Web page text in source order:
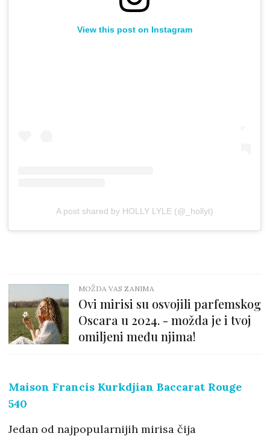
View this post on Instagram
A post shared by HOLLY LYLE (@_hollyt)
MOŽDA VAS ZANIMA
Ovi mirisi su osvojili parfemskog
Oscara u 2024. - možda je i tvoj
omiljeni među njima!
Maison Francis Kurkdjian Baccarat Rouge
540
Jedan od najpopularnijih mirisa čija